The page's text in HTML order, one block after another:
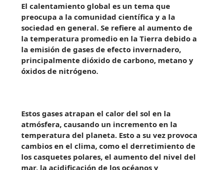
El calentamiento global es un tema que
preocupa a la comunidad científica y a la
sociedad en general. Se refiere al aumento de
la temperatura promedio en la Tierra debido a
la emisión de gases de efecto invernadero,
principalmente dióxido de carbono, metano y
óxidos de nitrógeno.
Estos gases atrapan el calor del sol en la
atmósfera, causando un incremento en la
temperatura del planeta. Esto a su vez provoca
cambios en el clima, como el derretimiento de
los casquetes polares, el aumento del nivel del
mar, la acidificación de los océanos y